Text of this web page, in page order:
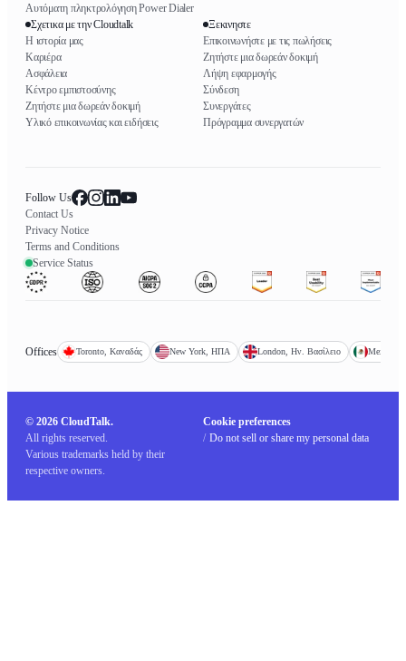
Αυτόματη πληκτρολόγηση Power Dialer
Σχετικα με την Cloudtalk
Η ιστορία μας
Καριέρα
Ασφάλεια
Κέντρο εμπιστοσύνης
Ζητήστε μια δωρεάν δοκιμή
Υλικό επικοινωνίας και ειδήσεις
Ξεκινηστε
Επικοινωνήστε με τις πωλήσεις
Ζητήστε μια δωρεάν δοκιμή
Λήψη εφαρμογής
Σύνδεση
Συνεργάτες
Πρόγραμμα συνεργατών
Follow Us
Contact Us
Privacy Notice
Terms and Conditions
Service Status
Offices Toronto, Καναδάς New York, ΗΠΑ London, Ην. Βασίλειο Mexico
© 2026 CloudTalk.
All rights reserved.
Various trademarks held by their
respective owners.
Cookie preferences
/ Do not sell or share my personal data